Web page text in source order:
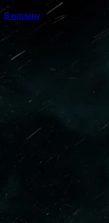
15.000
В корзину